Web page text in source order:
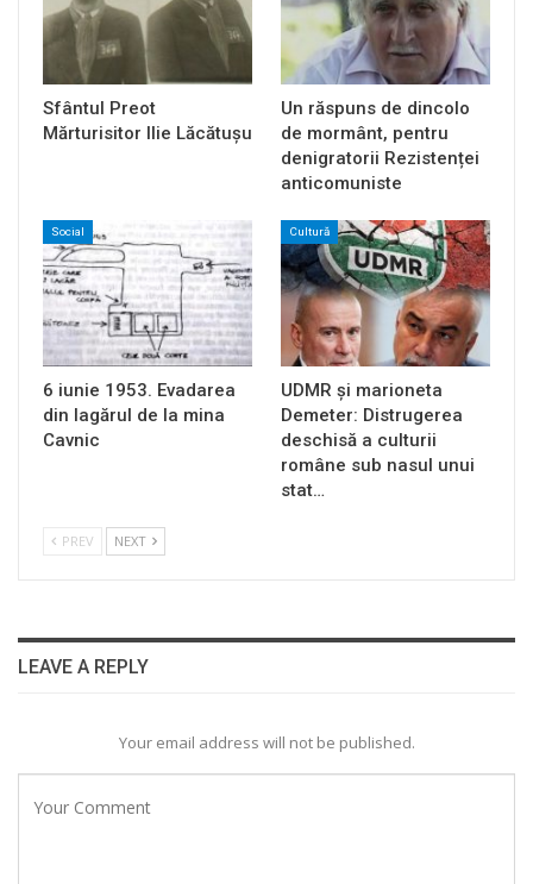
Sfântul Preot
Mărturisitor Ilie Lăcătușu
Un răspuns de dincolo
de mormânt, pentru
denigratorii Rezistenței
anticomuniste
Social
6 iunie 1953. Evadarea
din lagărul de la mina
Cavnic
Cultură
UDMR și marioneta
Demeter: Distrugerea
deschisă a culturii
române sub nasul unui
stat…
PREV NEXT
LEAVE A REPLY
Your email address will not be published.